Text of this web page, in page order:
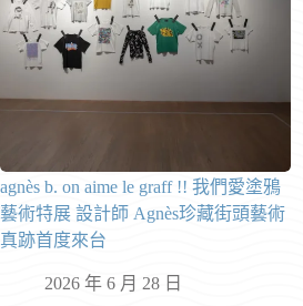
agnès b. on aime le graff !! 我們愛塗鴉
藝術特展 設計師 Agnès珍藏街頭藝術
真跡首度來台
2026 年 6 月 28 日